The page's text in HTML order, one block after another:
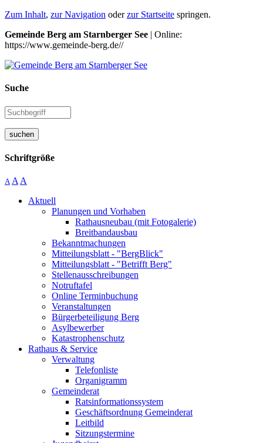
Zum Inhalt, zur Navigation oderzur Startseite springen.
Gemeinde Berg am Starnberger See | Online:
https://www.gemeinde-berg.de//
Suche
suchen
Schriftgröße
A A A
Aktuell
Planungen und Vorhaben
Rathausneubau (mit Fotogalerie)
Breitbandausbau
Bekanntmachungen
Mitteilungsblatt - "BergBlick"
Mitteilungsblatt - "Betrifft Berg"
Stellenausschreibungen
Notruftafel
Online Terminbuchung
Veranstaltungen
Bürgerbeteiligung Berg
Asylbewerber
Katastrophenschutz
Rathaus & Service
Verwaltung
Telefonliste
Organigramm
Gemeinderat
Ratsinformationssystem
Geschäftsordnung Gemeinderat
Leitbild
Sitzungstermine